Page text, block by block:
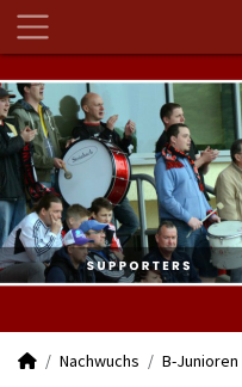
Nachwuchs B-Junioren